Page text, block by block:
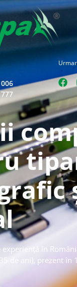
experiență în
de ani), prezent în